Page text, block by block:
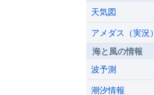
天気図
アメダス（実況）
海と風の情報
波予測
潮汐情報